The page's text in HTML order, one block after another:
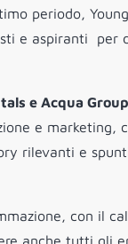
periodo,
aspiranti  per
e Acqua Group
e marketing,
rilevanti e
con il
anche tutti gli